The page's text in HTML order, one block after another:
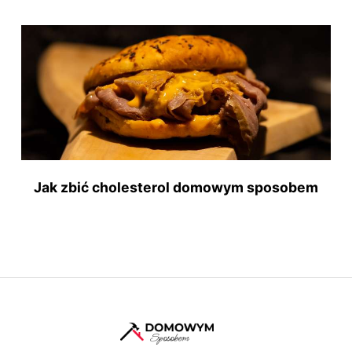
Jak zbić cholesterol domowym sposobem